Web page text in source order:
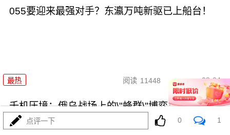
055要迎来最强对手？东瀛万吨新驱已上船台！
最热 阅读 11448 08-04
千机压境：俄乌战场上的\"蜂群\"博弈与东大启示
点评一下 0 1